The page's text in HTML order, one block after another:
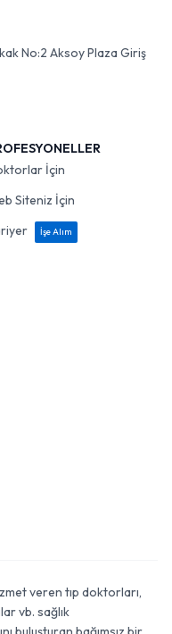
No:2 Aksoy Plaza Giriş
İçin
Siteniz İçin
İşe Alım
veren tıp doktorları,
vb. sağlık